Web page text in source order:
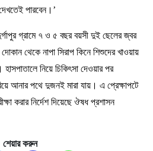
পারবেন।’
গ্রামে ৭ ও ৫ বছর বয়সী দুই ছেলের জ্বর
থেকে নাপা সিরাপ কিনে শিশুদের খাওয়ায়
নিয়ে চিকিৎসা দেওয়ার পর
আনার পথে দুজনই মারা যায়। এ প্রেক্ষাপটে
করার নির্দেশ দিয়েছে ঔষধ প্রশাসন
শেয়ার করুন